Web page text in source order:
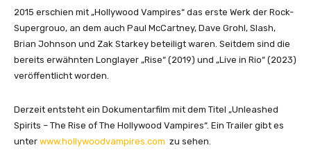
2015 erschien mit „Hollywood Vampires“ das erste Werk der Rock-
Supergrouo, an dem auch Paul McCartney, Dave Grohl, Slash,
Brian Johnson und Zak Starkey beteiligt waren. Seitdem sind die
bereits erwähnten Longlayer „Rise“ (2019) und „Live in Rio“ (2023)
veröffentlicht worden.
Derzeit entsteht ein Dokumentarfilm mit dem Titel „Unleashed
Spirits – The Rise of The Hollywood Vampires“. Ein Trailer gibt es
unter www.hollywoodvampires.com zu sehen.